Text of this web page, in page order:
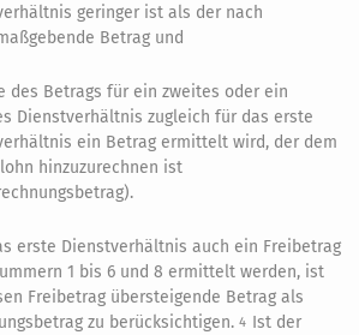
geringer ist als der nach
Betrag und
des Betrags für ein zweites oder ein
Dienstverhältnis zugleich für das erste
ein Betrag ermittelt wird, der dem
hinzuzurechnen ist
erste Dienstverhältnis auch ein Freibetrag
1 bis 6 und 8 ermittelt werden, ist
Freibetrag übersteigende Betrag als
zu berücksichtigen.4 Ist der